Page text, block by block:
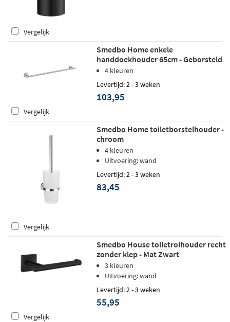
Vergelijk
Smedbo Home enkele
handdoekhouder 65cm - Geborsteld
Nikkel
4 kleuren
Levertijd: 2 - 3 weken
103,95
Vergelijk
Smedbo Home toiletborstelhouder -
chroom
4 kleuren
Uitvoering: wand
Levertijd: 2 - 3 weken
83,45
Vergelijk
Smedbo House toiletrolhouder recht
zonder klep - Mat Zwart
3 kleuren
Uitvoering: wand
Levertijd: 2 - 3 weken
55,95
Vergelijk